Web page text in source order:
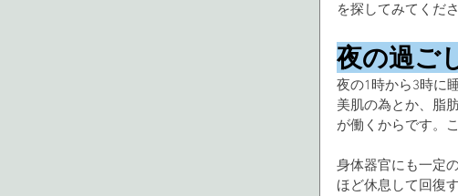
を探してみてくださ
夜の過ご
夜の1時から3時に
美肌の為とか、脂
が働くからです。
身体器官にも一定
ほど休息して回復